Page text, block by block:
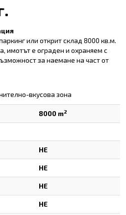
или открит склад 8000 кв.м.
имотът е ограден и охраняем с
за наемане на част от
вкусова зона
8000 m2
НЕ
НЕ
НЕ
НЕ